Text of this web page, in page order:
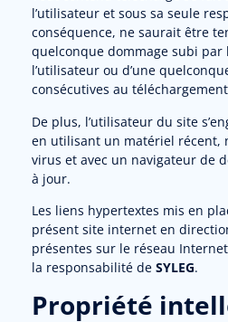
l’utilisateur et sous sa seule
conséquence, ne saurait être
quelconque dommage subi par
l’utilisateur ou d’une
consécutives au
De plus, l’utilisateur du site
en utilisant un matériel récent,
virus et avec un navigateur de
à jour.
Les liens hypertextes mis en
présent site internet en
présentes sur le réseau
la responsabilité de SYLEG.
Propriété